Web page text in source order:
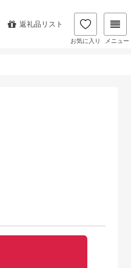
返礼品リスト
お気に入り メニュー